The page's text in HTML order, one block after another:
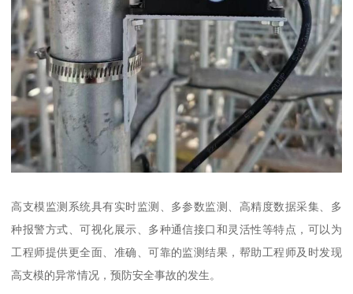
高支模监测系统具有实时监测、多参数监测、高精度数据采集、多
种报警方式、可视化展示、多种通信接口和灵活性等特点，可以为
工程师提供更全面、准确、可靠的监测结果，帮助工程师及时发现
高支模的异常情况，预防安全事故的发生。